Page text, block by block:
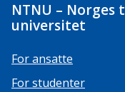
NTNU –
universitet
For ansatte
For studenter